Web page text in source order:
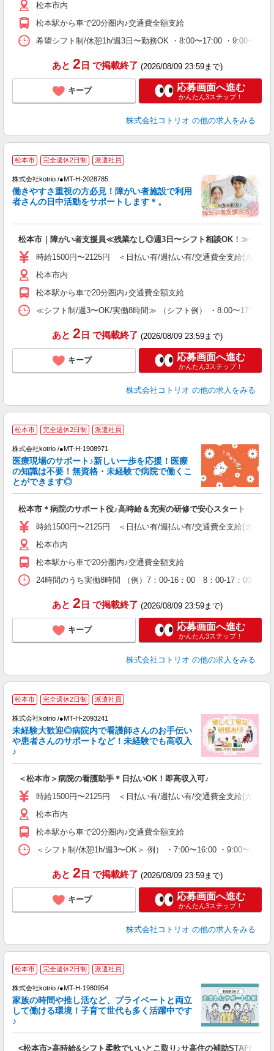
松本市内
松本駅から車で20分圏内♪交通費全額支給
希望シフト制/休憩1h/週3日〜勤務OK ・8:00〜17:00 ・9:00〜
あと 2 日 で掲載終了 (2026/08/09 23:59まで)
キープ 応募画面へ進む
かんたん3ステップ！
株式会社コトリオ の他の求人をみる
松本市 完全週休2日制 派遣社員
株式会社kotrio /●MT-H-2028785
働きやすさ重視の方必見！障がい者施設で利用
者さんの日中活動をサポートします＊。
松本市｜障がい者支援員≪残業なし◎週3日〜シフト相談OK！≫
時給1500円〜2125円 ＜日払い有/週払い有/交通費全支給(ガソリ
松本市内
松本駅から車で20分圏内♪交通費全額支給
≪シフト制/週3〜OK/実働8時間≫ （シフト例） ・8:00〜17:00
あと 2 日 で掲載終了 (2026/08/09 23:59まで)
キープ 応募画面へ進む
かんたん3ステップ！
株式会社コトリオ の他の求人をみる
松本市 完全週休2日制 派遣社員
株式会社kotrio /●MT-H-1908971
医療現場のサポート♪新しい一歩を応援！医療
の知識は不要！無資格・未経験で病院で働くこ
とができます◎
松本市＊病院のサポート役♪高時給＆充実の研修で安心スタート
時給1500円〜2125円 ＜日払い有/週払い有/交通費全支給(ガソリ
松本市内
松本駅から車で20分圏内♪交通費全額支給
24時間のうち実働8時間 （例）7：00-16：00 8：00-17：00 な
あと 2 日 で掲載終了 (2026/08/09 23:59まで)
キープ 応募画面へ進む
かんたん3ステップ！
株式会社コトリオ の他の求人をみる
松本市 完全週休2日制 派遣社員
株式会社kotrio /●MT-H-2093241
未経験大歓迎◎病院内で看護師さんのお手伝い
や患者さんのサポートなど！未経験でも高収入
♪
＜松本市＞病院の看護助手＊日払いOK！即高収入可♪
時給1500円〜2125円 ＜日払い有/週払い有/交通費全支給(ガソリ
松本市内
松本駅から車で20分圏内♪交通費全額支給
＜シフト制/休憩1h/週3〜OK＞ 例） ・7:00〜16:00 ・9:00〜
あと 2 日 で掲載終了 (2026/08/09 23:59まで)
キープ 応募画面へ進む
かんたん3ステップ！
株式会社コトリオ の他の求人をみる
松本市 完全週休2日制 派遣社員
株式会社kotrio /●MT-H-1980954
家族の時間や推し活など、プライベートと両立
して働ける環境！子育て世代も多く活躍中です
♪
<松本市>高時給&シフト柔軟でいいとこ取り♪サ高住の補助STAFF